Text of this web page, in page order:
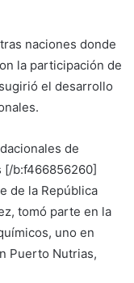
naciones donde
la participación de
el desarrollo
de
[/b:f466856260]
de la República
tomó parte en la
uno en
Puerto Nutrias,